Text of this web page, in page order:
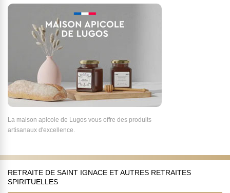
La maison apicole de Lugos vous offre des produits
artisanaux d'excellence.
RETRAITE DE SAINT IGNACE ET AUTRES RETRAITES
SPIRITUELLES